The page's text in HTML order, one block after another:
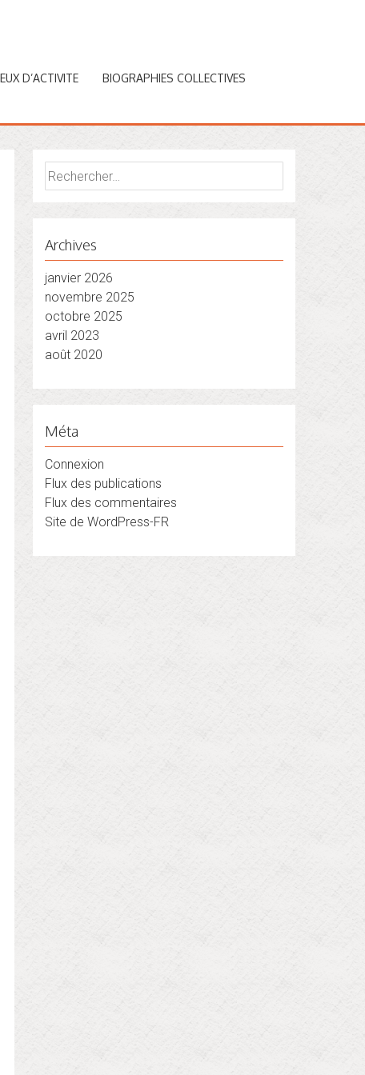
D’ACTIVITE
BIOGRAPHIES COLLECTIVES
Rechercher :
Archives
janvier 2026
novembre 2025
octobre 2025
avril 2023
août 2020
Méta
Connexion
Flux des publications
Flux des commentaires
Site de WordPress-FR